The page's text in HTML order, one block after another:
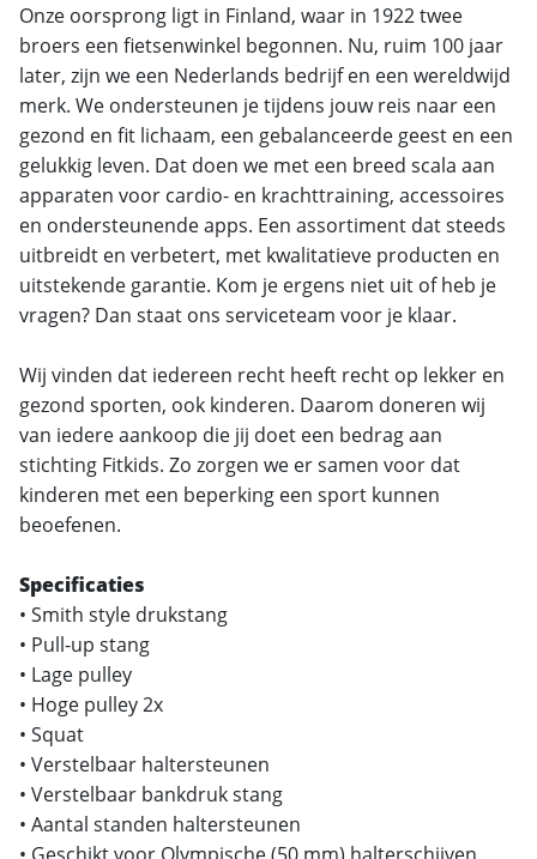
Onze oorsprong ligt in Finland, waar in 1922 twee
broers een fietsenwinkel begonnen. Nu, ruim 100 jaar
later, zijn we een Nederlands bedrijf en een wereldwijd
merk. We ondersteunen je tijdens jouw reis naar een
gezond en fit lichaam, een gebalanceerde geest en een
gelukkig leven. Dat doen we met een breed scala aan
apparaten voor cardio- en krachttraining, accessoires
en ondersteunende apps. Een assortiment dat steeds
uitbreidt en verbetert, met kwalitatieve producten en
uitstekende garantie. Kom je ergens niet uit of heb je
vragen? Dan staat ons serviceteam voor je klaar.
Wij vinden dat iedereen recht heeft recht op lekker en
gezond sporten, ook kinderen. Daarom doneren wij
van iedere aankoop die jij doet een bedrag aan
stichting Fitkids. Zo zorgen we er samen voor dat
kinderen met een beperking een sport kunnen
beoefenen.
Specificaties
• Smith style drukstang
• Pull-up stang
• Lage pulley
• Hoge pulley 2x
• Squat
• Verstelbaar haltersteunen
• Verstelbaar bankdruk stang
• Aantal standen haltersteunen